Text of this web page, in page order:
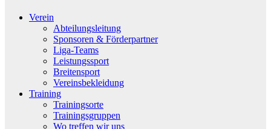
Verein
Abteilungsleitung
Sponsoren & Förderpartner
Liga-Teams
Leistungssport
Breitensport
Vereinsbekleidung
Training
Trainingsorte
Trainingsgruppen
Wo treffen wir uns